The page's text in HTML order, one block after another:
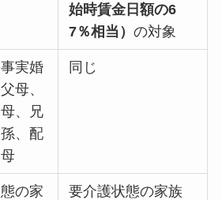
始時賃金日額の6
7％相当）の対象
実婚
母、
、兄
、配
同じ
の家
要介護状態の家族